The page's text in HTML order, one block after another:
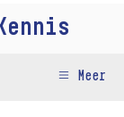
Meer